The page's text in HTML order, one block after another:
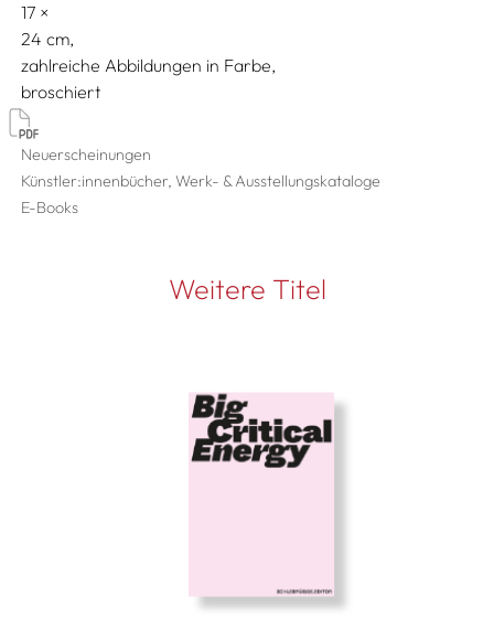
17
24
zahlreiche Abbildungen in Farbe
broschiert
Neuerscheinungen
Künstler:innenbücher, Werk- & Ausstellungskataloge
E-Books
Weitere Titel